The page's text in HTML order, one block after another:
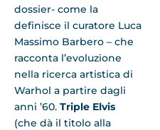
dossier- come la
definisce il curatore Luca
Massimo Barbero – che
racconta l’evoluzione
nella ricerca artistica di
Warhol a partire dagli
anni ’60. Triple Elvis
(che dà il titolo alla